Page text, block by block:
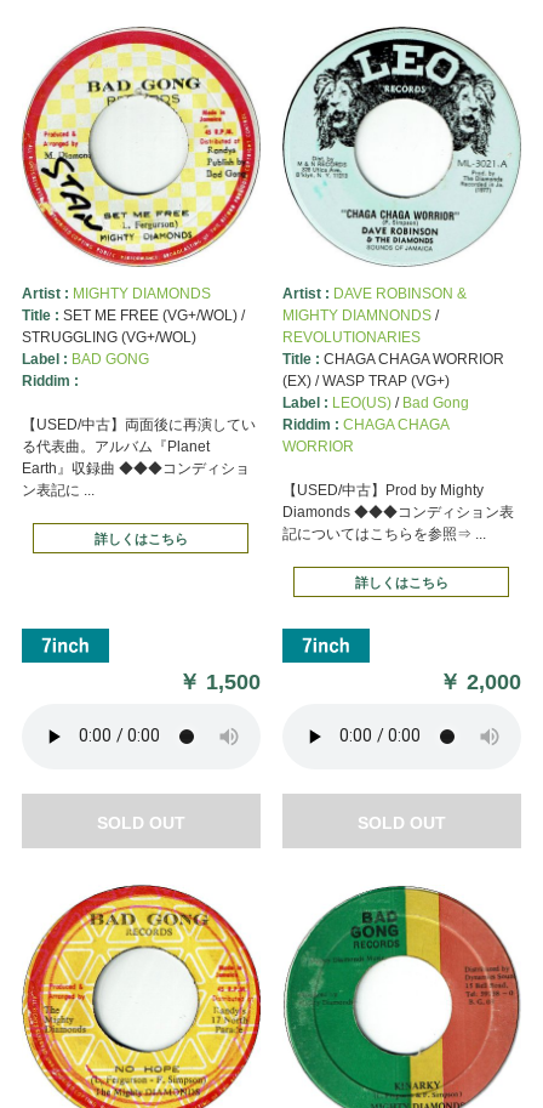
Artist : MIGHTY DIAMONDS
Title : SET ME FREE (VG+/WOL) /
STRUGGLING (VG+/WOL)
Label : BAD GONG
Riddim :
【USED/中古】両面後に再演してい
る代表曲。アルバム『Planet
Earth』収録曲 ◆◆◆コンディショ
ン表記に ...
詳しくはこちら
￥ 1,500
SOLD OUT
Artist : DAVE ROBINSON &
MIGHTY DIAMNONDS/
REVOLUTIONARIES
Title : CHAGA CHAGA WORRIOR
(EX) / WASP TRAP (VG+)
Label : LEO(US)/ Bad Gong
Riddim : CHAGA CHAGA
WORRIOR
【USED/中古】Prod by Mighty
Diamonds ◆◆◆コンディション表
記についてはこちらを参照⇒ ...
詳しくはこちら
￥2,000
SOLD OUT